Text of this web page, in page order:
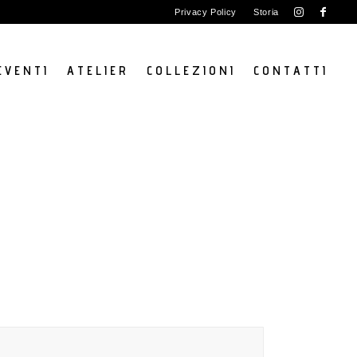
Privacy Policy Storia
V E N T I A T E L I E R C O L L E Z I O N I C O N T A T T I